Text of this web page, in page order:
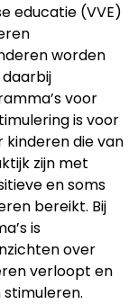
educatie (VVE)
worden
voor
is voor
kinderen die van
zijn met
en soms
bereikt. Bij
is
over
verloopt en
stimuleren.